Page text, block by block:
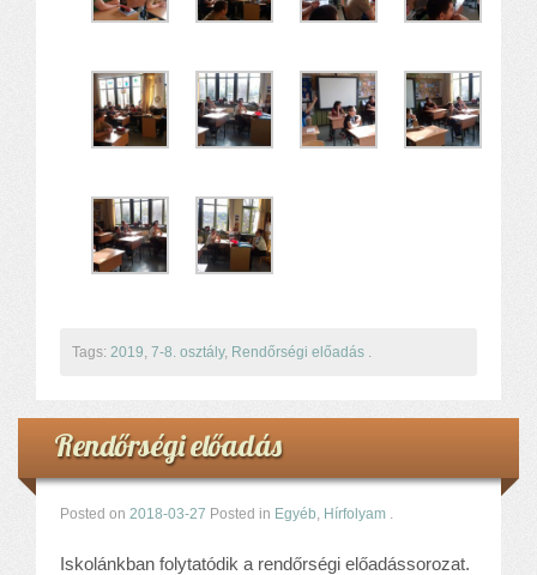
Tags: 2019 7-8. osztály, Rendőrségi előadás
Rendőrségi előadás
Posted on 2018-03-27 Posted in Egyéb Hírfolyam
Iskolánkban folytatódik a rendőrségi előadássorozat.